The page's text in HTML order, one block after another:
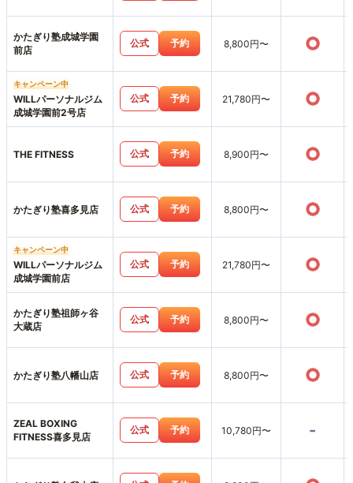
かたぎり塾成城学園
前店
公式 予約 8,800円〜 ○
キャンペーン中
WILLパーソナルジム
成城学園前2号店
公式 予約 21,780円〜 ○
THE FITNESS 公式 予約 8,900円〜 ○
かたぎり塾喜多見店 公式 予約 8,800円〜 ○
キャンペーン中
WILLパーソナルジム
成城学園前店
公式 予約 21,780円〜 ○
かたぎり塾祖師ヶ谷
大蔵店
公式 予約 8,800円〜 ○
かたぎり塾八幡山店 公式 予約 8,800円〜 ○
ZEAL BOXING
FITNESS喜多見店
公式 予約 10,780円〜 -